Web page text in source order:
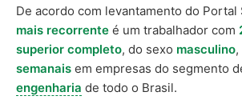
De acordo com levantamento do Portal
mais recorrente é um trabalhador com
superior completo, do sexo masculino
semanais em empresas do segmento
engenharia de todo o Brasil.